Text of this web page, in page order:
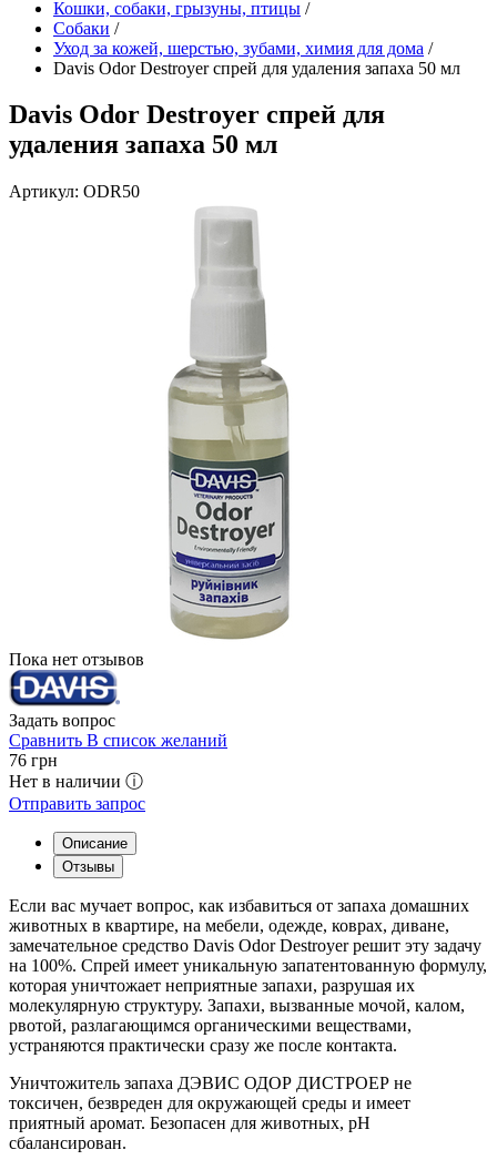
Кошки, собаки, грызуны, птицы /
Собаки /
Уход за кожей, шерстью, зубами, химия для дома /
Davis Odor Destroyer спрей для удаления запаха 50 мл
Davis Odor Destroyer спрей для
удаления запаха 50 мл
Артикул: ODR50
Пока нет отзывов
Задать вопрос
Сравнить В список желаний
76 грн
Нет в наличии ⓘ
Отправить запрос
Описание
Отзывы
Если вас мучает вопрос, как избавиться от запаха домашних
животных в квартире, на мебели, одежде, коврах, диване,
замечательное средство Davis Odor Destroyer решит эту задачу
на 100%. Спрей имеет уникальную запатентованную формулу,
которая уничтожает неприятные запахи, разрушая их
молекулярную структуру. Запахи, вызванные мочой, калом,
рвотой, разлагающимся органическими веществами,
устраняются практически сразу же после контакта.
Уничтожитель запаха ДЭВИС ОДОР ДИСТРОЕР не
токсичен, безвреден для окружающей среды и имеет
приятный аромат. Безопасен для животных, рН
сбалансирован.